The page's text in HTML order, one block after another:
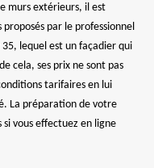
murs extérieurs, il est
par le professionnel
35, lequel est un façadier qui
cela, ses prix ne sont pas
tarifaires en lui
La préparation de votre
vous effectuez en ligne